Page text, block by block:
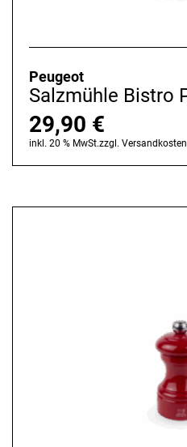
Peugeot
Salzmühle Bistro
29,90 €
inkl. 20 % MwSt.zzgl. Versandkosten